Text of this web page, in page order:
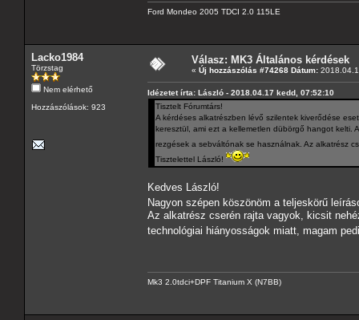
Ford Mondeo 2005 TDCI 2.0 115LE
Lacko1984
Törzstag
Nem elérhető
Hozzászólások: 923
Válasz: MK3 Általános kérdések
« Új hozzászólás #74268 Dátum:
Idézetet írta: László - 2018.04.17 kedd, 07:52:10
Tisztelt Fórumtárs!
A kérdéses alkatrészben lévő szilentek kiverődése
keresztül, ami ezt a kellemetlen dübörgő hangot kelti.
rezgések a sebváltónak se használnak. Az alkatrész
Tisztelettel László!
Kedves László!
Nagyon szépen köszönöm a teljeskörű
Az alkatrész cserén rajta vagyok, kicsit
technológiai hiányosságok miatt, magam
Mk3 2.0tdci+DPF Titanium X (N7BB)